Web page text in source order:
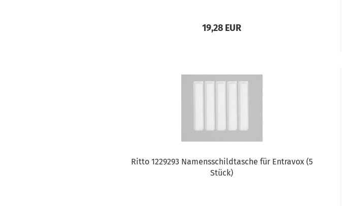
19,28 EUR
Ritto 1229293 Namensschildtasche für Entravox (5
Stück)